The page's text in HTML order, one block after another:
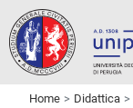
Home Didattica